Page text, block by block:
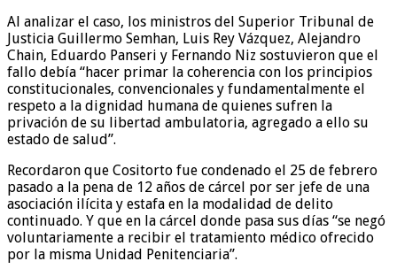
Al analizar el caso, los ministros del Superior Tribunal de
Justicia Guillermo Semhan, Luis Rey Vázquez, Alejandro
Chain, Eduardo Panseri y Fernando Niz sostuvieron que el
fallo debía “hacer primar la coherencia con los principios
constitucionales, convencionales y fundamentalmente el
respeto a la dignidad humana de quienes sufren la
privación de su libertad ambulatoria, agregado a ello su
estado de salud”.
Recordaron que Cositorto fue condenado el 25 de febrero
pasado a la pena de 12 años de cárcel por ser jefe de una
asociación ilícita y estafa en la modalidad de delito
continuado. Y que en la cárcel donde pasa sus días “se negó
voluntariamente a recibir el tratamiento médico ofrecido
por la misma Unidad Penitenciaria”.